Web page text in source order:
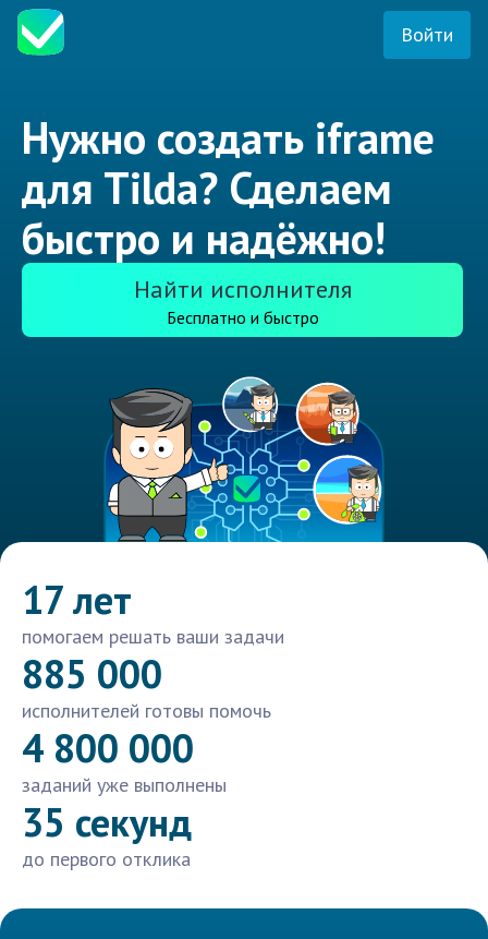
Войти
Нужно создать iframe
для Tilda? Сделаем
быстро и надёжно!
Найти исполнителя
Бесплатно и быстро
17 лет
помогаем решать ваши задачи
885 000
исполнителей готовы помочь
4 800 000
заданий уже выполнены
35 секунд
до первого отклика